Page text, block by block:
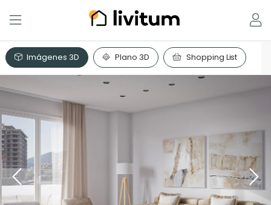
Imágenes 3D Plano 3D Shopping List